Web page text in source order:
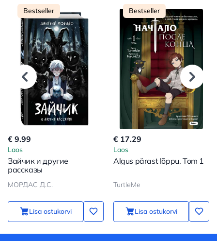
Bestseller
€ 9.99
Laos
Зайчик и другие
рассказы
МОРДАС Д.С.
Lisa ostukorvi
Bestseller
€ 17.29
Laos
Algus pärast lõppu. Tom 1
TurtleMe
Lisa ostukorvi